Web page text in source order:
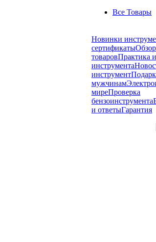
Все Товары
Новинки
сертификаты
товаровПрактика
инструмента
инструмент
мужчинам
миреПроверка
бензоинструмента
и ответыГарантия